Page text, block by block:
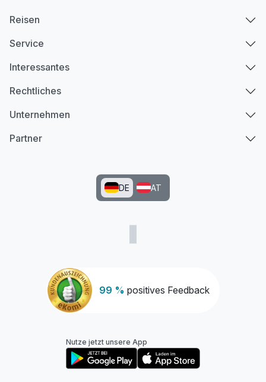
99 % positives Feedback
Reisen
Service
Interessantes
Rechtliches
Unternehmen
Partner
DE AT
Nutze jetzt unsere App